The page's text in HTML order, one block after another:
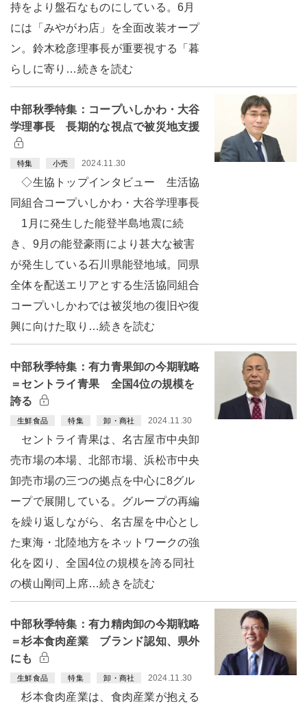
持をより盤石なものにしている。6月
には「みやがわ店」を全面改装オープ
ン。鈴木稔彦理事長が重要視する「暮
らしに寄り…続きを読む
中部秋季特集：コープいしかわ・大谷
学理事長 長期的な視点で被災地支援
特集 小売 2024.11.30
◇生協トップインタビュー 生活協
同組合コープいしかわ・大谷学理事長
1月に発生した能登半島地震に続
き、9月の能登豪雨により甚大な被害
が発生している石川県能登地域。同県
全体を配送エリアとする生活協同組合
コープいしかわでは被災地の復旧や復
興に向けた取り…続きを読む
中部秋季特集：有力青果卸の今期戦略
＝セントライ青果 全国4位の規模を
誇る
生鮮食品 特集 卸・商社 2024.11.30
セントライ青果は、名古屋市中央卸
売市場の本場、北部市場、浜松市中央
卸売市場の三つの拠点を中心に8グル
ープで展開している。グループの再編
を繰り返しながら、名古屋を中心とし
た東海・北陸地方をネットワークの強
化を図り、全国4位の規模を誇る同社
の横山剛司上席…続きを読む
中部秋季特集：有力精肉卸の今期戦略
＝杉本食肉産業 ブランド認知、県外
にも
生鮮食品 特集 卸・商社 2024.11.30
杉本食肉産業は、食肉産業が抱える